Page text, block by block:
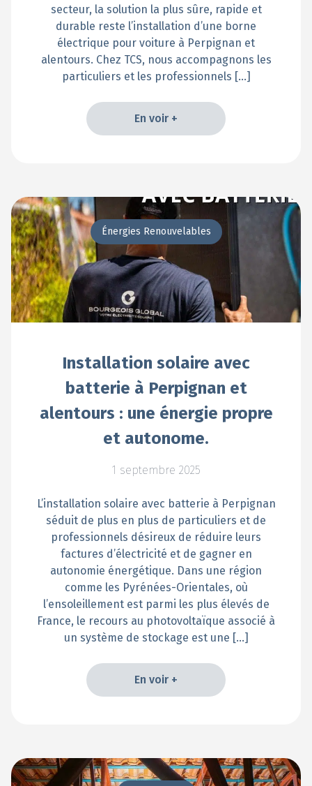
secteur, la solution la plus sûre, rapide et
durable reste l’installation d’une borne
électrique pour voiture à Perpignan et
alentours. Chez TCS, nous accompagnons les
particuliers et les professionnels […]
En voir +
Énergies Renouvelables
Installation solaire avec
batterie à Perpignan et
alentours : une énergie propre
et autonome.
1 septembre 2025
L’installation solaire avec batterie à Perpignan
séduit de plus en plus de particuliers et de
professionnels désireux de réduire leurs
factures d’électricité et de gagner en
autonomie énergétique. Dans une région
comme les Pyrénées-Orientales, où
l’ensoleillement est parmi les plus élevés de
France, le recours au photovoltaïque associé à
un système de stockage est une […]
En voir +